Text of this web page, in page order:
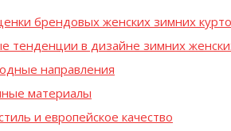
брендовых женских зимних
тенденции в дизайне зимних
направления
материалы
и европейское качество